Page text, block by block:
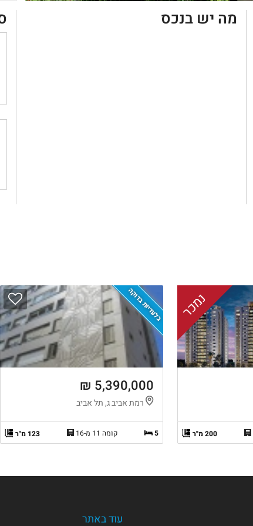
מה יש בנכס
נמכר
200 מ"ר
בלעדיות בדוקה
5,390,000 ₪
רמת אביב ג, תל אביב
5 קומה 11 מ-16 123 מ"ר
עוד באתר